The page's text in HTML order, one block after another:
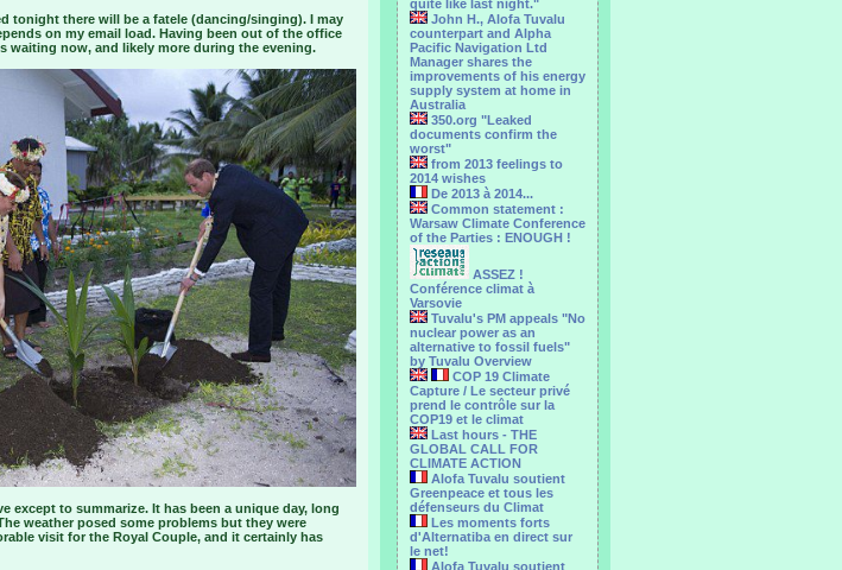
quite like last night."
John H., Alofa Tuvalu
counterpart and Alpha
Pacific Navigation Ltd
Manager shares the
improvements of his energy
supply system at home in
Australia
350.org "Leaked
documents confirm the
worst"
from 2013 feelings to
2014 wishes
De 2013 à 2014...
Common statement :
Warsaw Climate Conference
of the Parties : ENOUGH !
ASSEZ !
Conférence climat à
Varsovie
Tuvalu's PM appeals "No
nuclear power as an
alternative to fossil fuels"
by Tuvalu Overview
COP 19 Climate
Capture / Le secteur privé
prend le contrôle sur la
COP19 et le climat
Last hours - THE
GLOBAL CALL FOR
CLIMATE ACTION
Alofa Tuvalu soutient
Greenpeace et tous les
défenseurs du Climat
Les moments forts
d'Alternatiba en direct sur
le net!
Alofa Tuvalu soutient
tonight there will be a fatele (dancing/singing). I may
on my email load. Having been out of the office
waiting now, and likely more during the evening.
except to summarize. It has been a unique day, long
weather posed some problems but they were
visit for the Royal Couple, and it certainly has